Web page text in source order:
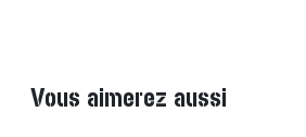
Vous aimerez aussi